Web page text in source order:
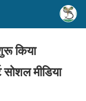
किया
मीडिया